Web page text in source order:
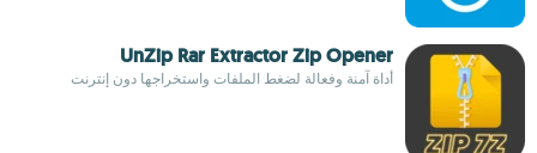
UnZip Rar Extractor Zip Opener
أداة آمنة وفعالة لضغط الملفات واستخراجها دون إنترنت